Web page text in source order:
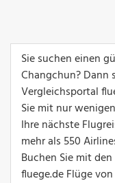
Sie suchen einen
Changchun? Dann
Vergleichsportal
Sie mit nur
Ihre nächste
mehr als 550
Buchen Sie mit
fluege.de Flüge